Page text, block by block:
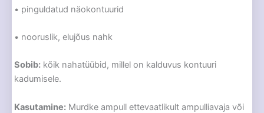
• pinguldatud näokontuurid
• nooruslik, elujõus nahk
Sobib: kõik nahatüübid, millel on kalduvus kontuuri
kadumisele.
Kasutamine: Murdke ampull ettevaatlikult ampulliavaja või